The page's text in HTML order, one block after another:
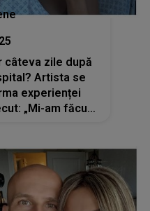
câteva zile după
Artista se
experienței
„Mi-am făcut